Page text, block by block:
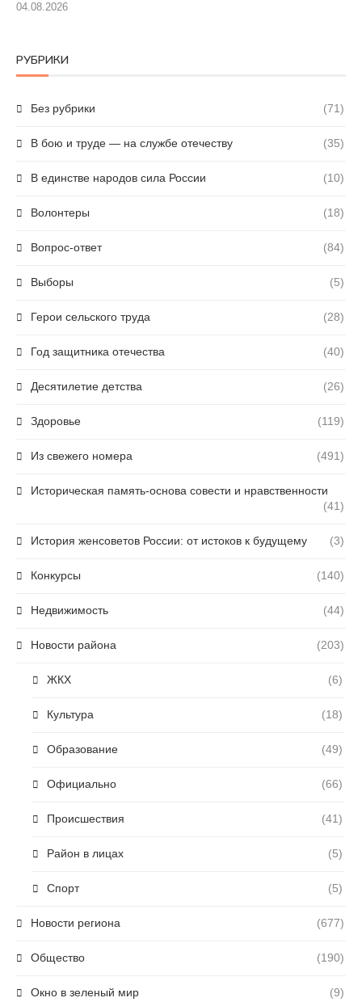
04.08.2026
РУБРИКИ
Без рубрики (71)
В бою и труде — на службе отечеству (35)
В единстве народов сила России (10)
Волонтеры (18)
Вопрос-ответ (84)
Выборы (5)
Герои сельского труда (28)
Год защитника отечества (40)
Десятилетие детства (26)
Здоровье (119)
Из свежего номера (491)
Историческая память-основа совести и нравственности
(41)
История женсоветов России: от истоков к будущему (3)
Конкурсы (140)
Недвижимость (44)
Новости района (203)
ЖКХ (6)
Культура (18)
Образование (49)
Официально (66)
Происшествия (41)
Район в лицах (5)
Спорт (5)
Новости региона (677)
Общество (190)
Окно в зеленый мир (9)